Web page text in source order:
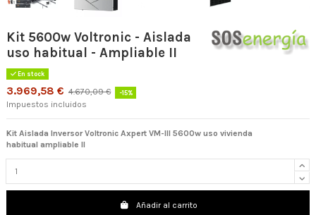
Kit 5600w Voltronic - Aislada
uso habitual - Ampliable II
En stock
3.969,58 € 4.670,09 € -15%
Impuestos incluidos
Kit Aislada Inversor Voltronic Axpert VM-III 5600w uso vivienda
habitual ampliable II
Añadir al carrito